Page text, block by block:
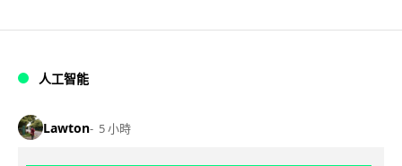
人工智能
Lawton 5 小時